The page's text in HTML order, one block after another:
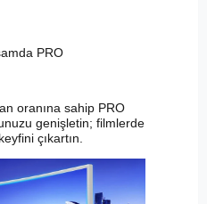
PRO
oranına sahip PRO
genişletin; filmlerde
çıkartın.